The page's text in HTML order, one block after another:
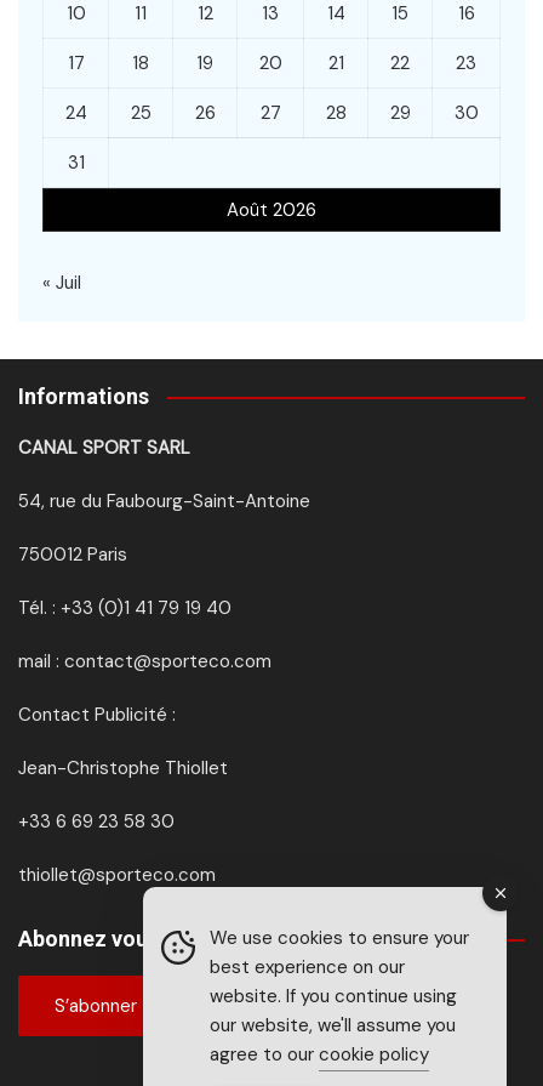
Août 2026
10 11 12 13 14 15 16
17 18 19 20 21 22 23
24 25 26 27 28 29 30
31
« Juil
Informations
CANAL SPORT SARL
54, rue du Faubourg-Saint-Antoine
750012 Paris
Tél. : +33 (0)1 41 79 19 40
mail : contact@sporteco.com
Contact Publicité :
Jean-Christophe Thiollet
+33 6 69 23 58 30
thiollet@sporteco.com
Abonnez vous à SPORTéco & BIKEéco
S’abonner
We use cookies to ensure your
best experience on our
website. If you continue using
our website, we'll assume you
agree to our cookie policy